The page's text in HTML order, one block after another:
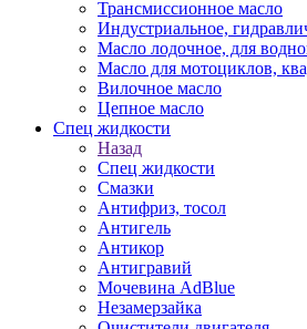
Трансмиссионное масло
Индустриальное,
Масло лодочное, для
Масло для мотоциклов,
Вилочное масло
Цепное масло
Спец жидкости
Назад
Спец жидкости
Смазки
Антифриз, тосол
Антигель
Антикор
Антигравий
Мочевина AdBlue
Незамерзайка